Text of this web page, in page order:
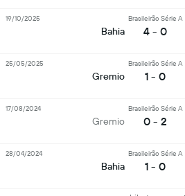
Bahia
Brasileirão Série A
4 - 0
19/10/2025
Gremio
Brasileirão Série A
1 - 0
25/05/2025
Gremio
Brasileirão Série A
0 - 2
17/08/2024
Bahia
Brasileirão Série A
1 - 0
28/04/2024